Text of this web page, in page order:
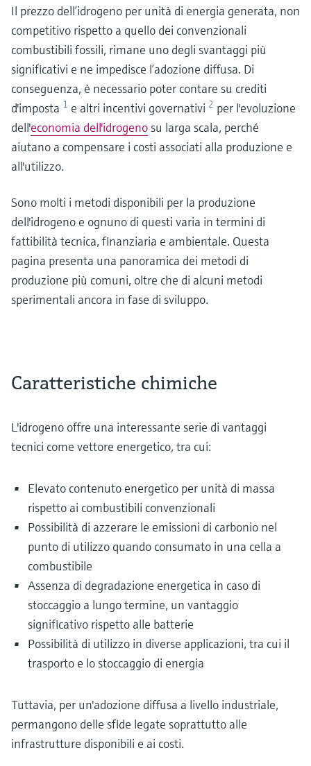
Il prezzo dell’idrogeno per unità di energia generata, non
competitivo rispetto a quello dei convenzionali
combustibili fossili, rimane uno degli svantaggi più
significativi e ne impedisce l’adozione diffusa. Di
conseguenza, è necessario poter contare su crediti
d'imposta 1 e altri incentivi governativi 2 per l'evoluzione
dell'economia dell'idrogenosu larga scala, perché
aiutano a compensare i costi associati alla produzione e
all'utilizzo.
Sono molti i metodi disponibili per la produzione
dell'idrogeno e ognuno di questi varia in termini di
fattibilità tecnica, finanziaria e ambientale. Questa
pagina presenta una panoramica dei metodi di
produzione più comuni, oltre che di alcuni metodi
sperimentali ancora in fase di sviluppo.
Caratteristiche chimiche
L'idrogeno offre una interessante serie di vantaggi
tecnici come vettore energetico, tra cui:
Elevato contenuto energetico per unità di massa
rispetto ai combustibili convenzionali
Possibilità di azzerare le emissioni di carbonio nel
punto di utilizzo quando consumato in una cella a
combustibile
Assenza di degradazione energetica in caso di
stoccaggio a lungo termine, un vantaggio
significativo rispetto alle batterie
Possibilità di utilizzo in diverse applicazioni, tra cui il
trasporto e lo stoccaggio di energia
Tuttavia, per un'adozione diffusa a livello industriale,
permangono delle sfide legate soprattutto alle
infrastrutture disponibili e ai costi.